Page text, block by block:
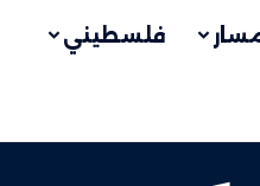
فلسطيني